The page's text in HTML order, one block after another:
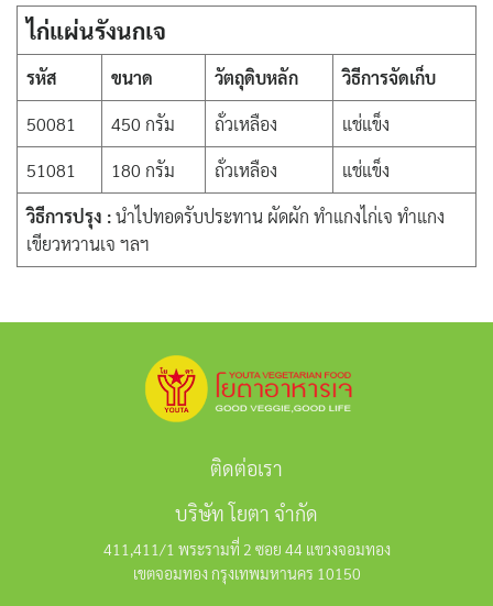
ไก่แผ่นรังนกเจ
รหัส ขนาด วัตถุดิบหลัก
วิธีการจัดเก็บ
50081
450 กรัม ถั่วเหลือง
แช่แข็ง
51081
180 กรัม ถั่วเหลือง
แช่แข็ง
วิธีการปรุง :นำไปทอดรับประทาน ผัดผัก ทำแกงไก่เจ ทำแกง
เขียวหวานเจ ฯลฯ
ติดต่อเรา
บริษัท โยตา จำกัด
411,411/1 พระรามที่ 2 ซอย 44 แขวงจอมทอง
เขตจอมทอง กรุงเทพมหานคร 10150